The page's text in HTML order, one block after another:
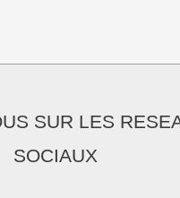
SUR LES
SOCIAUX